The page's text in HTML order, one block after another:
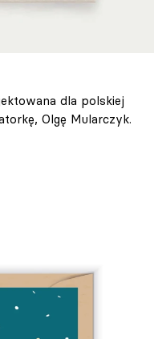
dla polskiej
Olgę Mularczyk.